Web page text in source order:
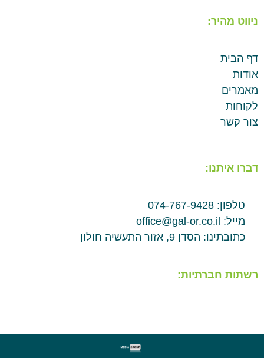
ניווט מהיר:
דף הבית
אודות
מאמרים
לקוחות
צור קשר
דברו איתנו:
טלפון: 074-767-9428
מייל: office@gal-or.co.il
כתובתינו: הסדן 9, אזור התעשיה חולון
רשתות חברתיות: